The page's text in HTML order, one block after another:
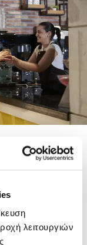
λειτουργιών
by
overlooking
a fresh